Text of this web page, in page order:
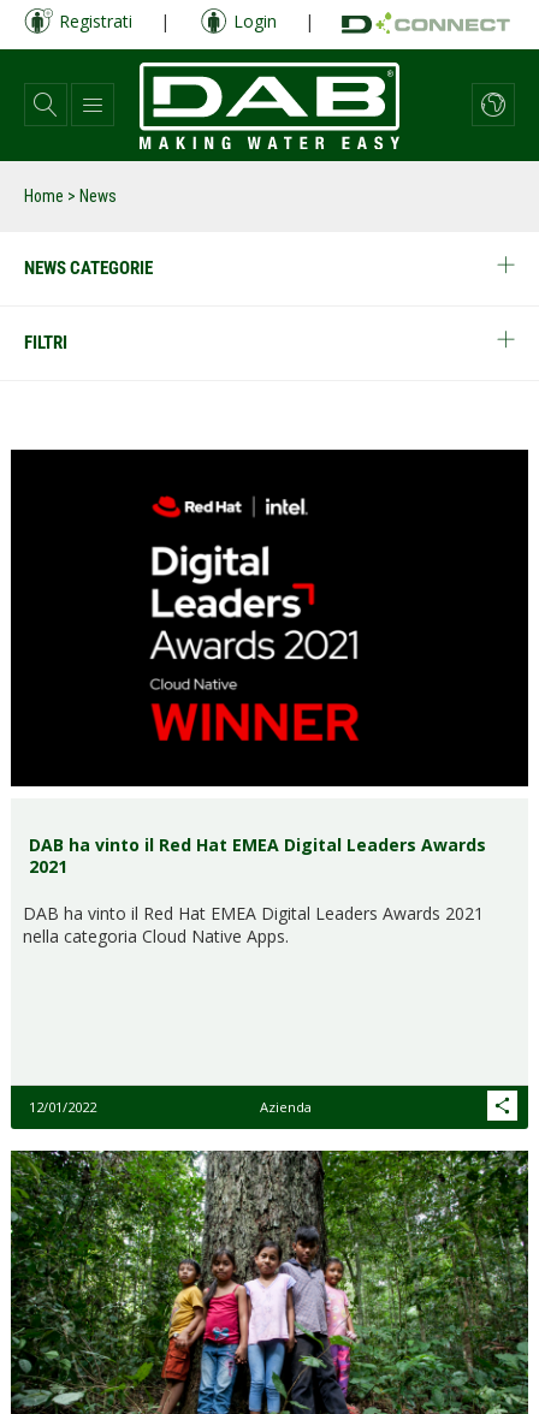
Salta
contenuto
principale
Registrati | Login |
Home > News
NEWS CATEGORIE
FILTRI
DAB ha vinto il Red Hat EMEA Digital Leaders Awards
2021
DAB ha vinto il Red Hat EMEA Digital Leaders Awards 2021
nella categoria Cloud Native Apps.
12/01/2022 Azienda